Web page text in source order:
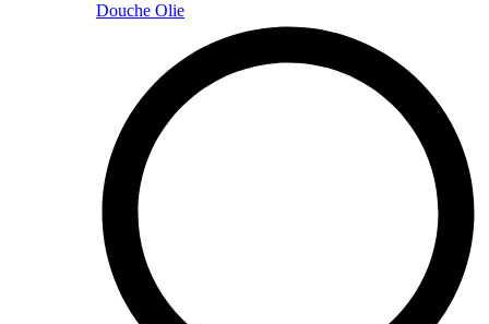
Douche Olie